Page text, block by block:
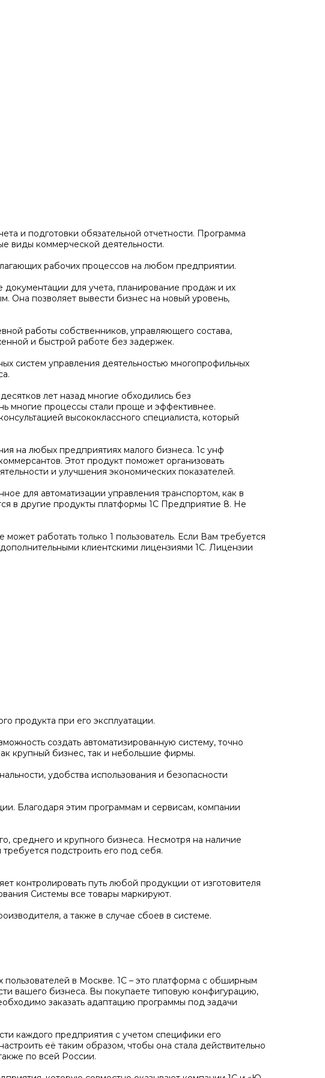
и подготовки обязательной отчетности. Программа
виды коммерческой деятельности.
рабочих процессов на любом предприятии.
для учета, планирование продаж и их
Она позволяет вывести бизнес на новый уровень,
работы собственников, управляющего состава,
и быстрой работе без задержек.
систем управления деятельностью многопрофильных
лет назад многие обходились без
многие процессы стали проще и эффективнее.
высококлассного специалиста, который
на любых предприятиях малого бизнеса. 1с унф
Этот продукт поможет организовать
и улучшения экономических показателей.
для автоматизации управления транспортом, как в
в другие продукты платформы 1С Предприятие 8. Не
работать только 1 пользователь. Если Вам требуется
клиентскими лицензиями 1С. Лицензии
продукта при его эксплуатации.
создать автоматизированную систему, точно
крупный бизнес, так и небольшие фирмы.
удобства использования и безопасности
Благодаря этим программам и сервисам, компании
среднего и крупного бизнеса. Несмотря на наличие
подстроить его под себя.
контролировать путь любой продукции от изготовителя
Системы все товары маркируют.
а также в случае сбоев в системе.
в Москве. 1С – это платформа с обширным
вашего бизнеса. Вы покупаете типовую конфигурацию,
заказать адаптацию программы под задачи
каждого предприятия с учетом специфики его
её таким образом, чтобы она стала действительно
по всей России.